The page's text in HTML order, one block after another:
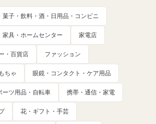
菓子・飲料・酒・日用品・コンビニ
家具・ホームセンター 家電店
・百貨店 ファッション
ちゃ 眼鏡・コンタクト・ケア用品
ーツ用品・自転車 携帯・通信・家電
花・ギフト・手芸